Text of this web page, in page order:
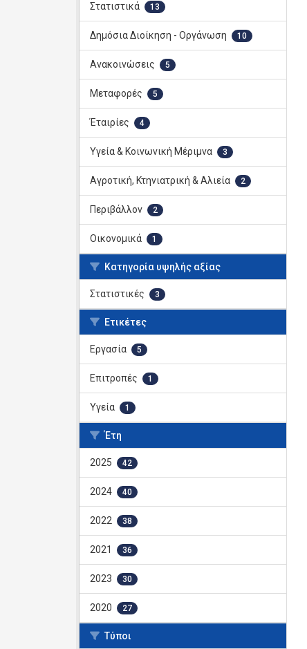
Στατιστικά 13
Δημόσια Διοίκηση - Οργάνωση 10
Ανακοινώσεις 5
Μεταφορές 5
Έταιρίες 4
Υγεία & Κοινωνική Μέριμνα 3
Αγροτική, Κτηνιατρική & Αλιεία 2
Περιβάλλον 2
Οικονομικά 1
Κατηγορία υψηλής αξίας
Στατιστικές 3
Ετικέτες
Εργασία 5
Επιτροπές 1
Υγεία 1
Έτη
2025 42
2024 40
2022 38
2021 36
2023 30
2020 27
Τύποι